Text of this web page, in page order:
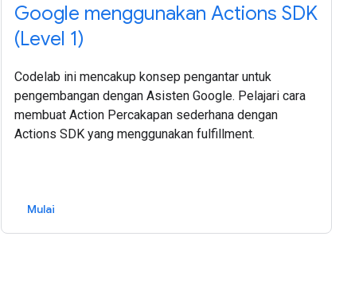
Google menggunakan Actions SDK
(Level 1)
Codelab ini mencakup konsep pengantar untuk
pengembangan dengan Asisten Google. Pelajari cara
membuat Action Percakapan sederhana dengan
Actions SDK yang menggunakan fulfillment.
Mulai